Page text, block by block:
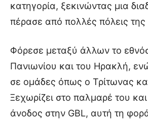
κατηγορία, ξεκινώντας μια
πέρασε από πολλές πόλεις
Φόρεσε μεταξύ άλλων το
Πανιωνίου και του Ηρακλή,
σε ομάδες όπως ο Τρίτωνας
Ξεχωρίζει στο παλμαρέ του
άνοδος στην GBL, αυτή τη